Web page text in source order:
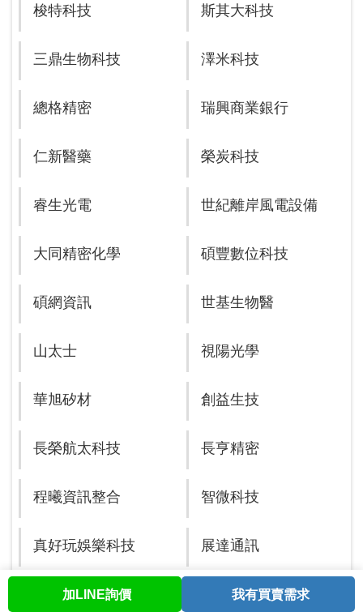
股票查詢 與我聯繫 會員中心
梭特科技 斯其大科技
三鼎生物科技 澤米科技
總格精密 瑞興商業銀行
仁新醫藥 榮炭科技
睿生光電 世紀離岸風電設備
大同精密化學 碩豐數位科技
碩網資訊 世基生物醫
山太士 視陽光學
華旭矽材 創益生技
長榮航太科技 長亨精密
程曦資訊整合 智微科技
真好玩娛樂科技 展達通訊
正瀚生技
加LINE詢價 我有買賣需求